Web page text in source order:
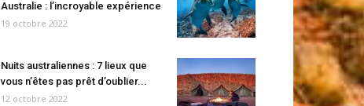
Australie : l’incroyable expérience
19 octobre 2022
Nuits australiennes : 7 lieux que
vous n’êtes pas prêt d’oublier...
12 octobre 2022